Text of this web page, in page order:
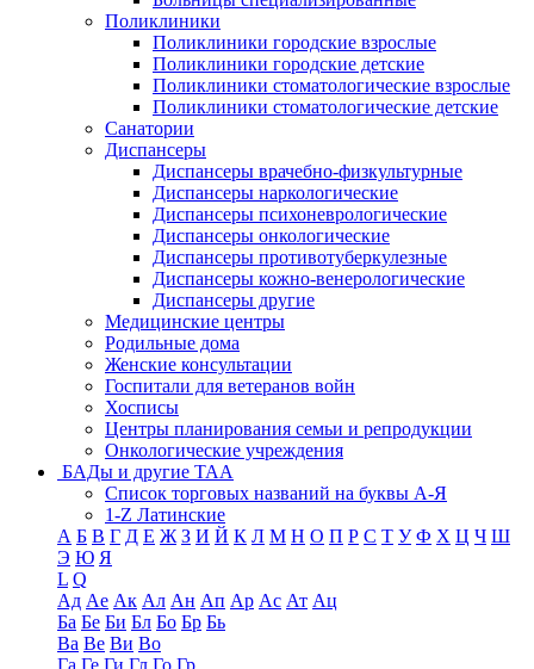
Поликлиники
Поликлиники городские взрослые
Поликлиники городские детские
Поликлиники стоматологические взрослые
Поликлиники стоматологические детские
Санатории
Диспансеры
Диспансеры врачебно-физкультурные
Диспансеры наркологические
Диспансеры психоневрологические
Диспансеры онкологические
Диспансеры противотуберкулезные
Диспансеры кожно-венерологические
Диспансеры другие
Медицинские центры
Родильные дома
Женские консультации
Госпитали для ветеранов войн
Хосписы
Центры планирования семьи и репродукции
Онкологические учреждения
БАДы и другие ТАА
Список торговых названий на буквы А-Я
1-Z Латинские
А Б В Г Д Е Ж З И Й К Л М Н О П Р С Т У Ф Х Ц Ч Ш
Э Ю Я
L Q
Ад Ае Ак Ал Ан Ап Ар Ас Ат Ац
Ба Бе Би Бл Бо Бр Бь
Ва Ве Ви Во
Га Ге Ги Гл Го Гр